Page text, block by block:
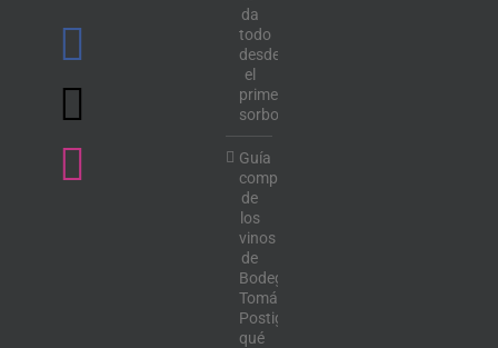
da
todo
desde
el
primer
sorbo
Guía
completa
de
los
vinos
de
Bodega
Tomás
Postigo:
qué